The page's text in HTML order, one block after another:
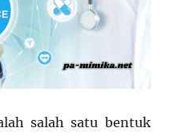
salah satu bentuk